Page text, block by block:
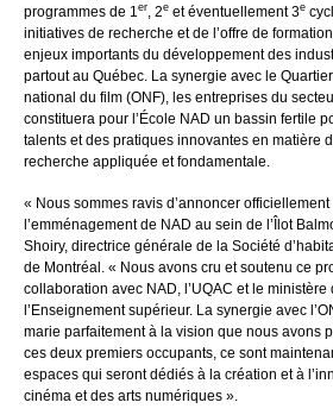
programmes de 1 er , 2e et éventuellement 3e
initiatives de recherche et de l’offre de
enjeux importants du développement des
partout au Québec. La synergie avec le
national du film (ONF), les entreprises du
constituera pour l’École NAD un bassin fertile
talents et des pratiques innovantes en matière
recherche appliquée et fondamentale.
« Nous sommes ravis d’annoncer officiellement
l’emménagement de NAD au sein de l’Îlot
Shoiry, directrice générale de la Société
de Montréal. « Nous avons cru et soutenu ce
collaboration avec NAD, l’UQAC et le ministère
l’Enseignement supérieur. La synergie avec
marie parfaitement à la vision que nous avons
ces deux premiers occupants, ce sont
espaces qui seront dédiés à la création et à
cinéma et des arts numériques ».